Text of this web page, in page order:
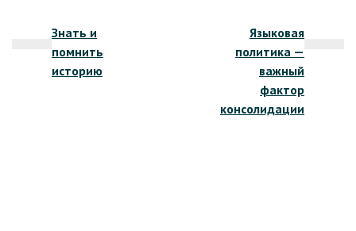
записям
Знать и
помнить
историю
Языковая
политика —
важный
фактор
консолидации